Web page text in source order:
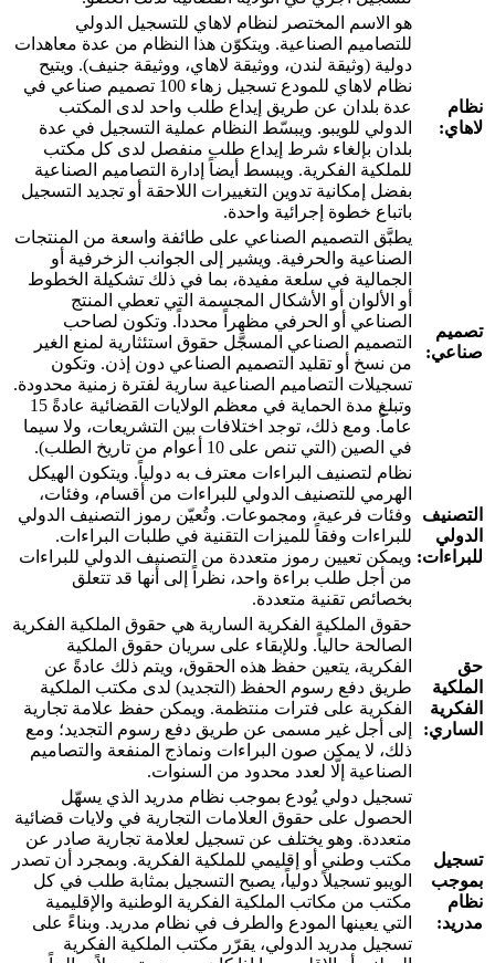
نظام
لاهاي:
هو الاسم المختصر لنظام لاهاي للتسجيل الدولي
للتصاميم الصناعية. ويتكوّن هذا النظام من عدة معاهدات
دولية (وثيقة لندن، ووثيقة لاهاي، ووثيقة جنيف). ويتيح
نظام لاهاي للمودع تسجيل زهاء 100 تصميم صناعي في
عدة بلدان عن طريق إيداع طلب واحد لدى المكتب
الدولي للويبو. ويبسّط النظام عملية التسجيل في عدة
بلدان بإلغاء شرط إيداع طلب منفصل لدى كل مكتب
للملكية الفكرية. ويبسط أيضاً إدارة التصاميم الصناعية
بفضل إمكانية تدوين التغييرات اللاحقة أو تجديد التسجيل
باتباع خطوة إجرائية واحدة.
تصميم
صناعي:
يطبَّق التصميم الصناعي على طائفة واسعة من المنتجات
الصناعية والحرفية. ويشير إلى الجوانب الزخرفية أو
الجمالية في سلعة مفيدة، بما في ذلك تشكيلة الخطوط
أو الألوان أو الأشكال المجسمة التي تعطي المنتج
الصناعي أو الحرفي مظهراً محدداً. وتكون لصاحب
التصميم الصناعي المسجَّل حقوق استئثارية لمنع الغير
من نسخ أو تقليد التصميم الصناعي دون إذن. وتكون
تسجيلات التصاميم الصناعية سارية لفترة زمنية محدودة.
وتبلغ مدة الحماية في معظم الولايات القضائية عادةً 15
عاماً. ومع ذلك، توجد اختلافات بين التشريعات، ولا سيما
في الصين (التي تنص على 10 أعوام من تاريخ الطلب).
التصنيف
الدولي
للبراءات:
نظام لتصنيف البراءات معترف به دولياً. ويتكون الهيكل
الهرمي للتصنيف الدولي للبراءات من أقسام، وفئات،
وفئات فرعية، ومجموعات. وتُعيّن رموز التصنيف الدولي
للبراءات وفقاً للميزات التقنية في طلبات البراءات.
ويمكن تعيين رموز متعددة من التصنيف الدولي للبراءات
من أجل طلب براءة واحد، نظراً إلى أنها قد تتعلق
بخصائص تقنية متعددة.
حق
الملكية
الفكرية
الساري:
حقوق الملكية الفكرية السارية هي حقوق الملكية الفكرية
الصالحة حالياً. وللإبقاء على سريان حقوق الملكية
الفكرية، يتعين حفظ هذه الحقوق، ويتم ذلك عادةً عن
طريق دفع رسوم الحفظ (التجديد) لدى مكتب الملكية
الفكرية على فترات منتظمة. ويمكن حفظ علامة تجارية
إلى أجل غير مسمى عن طريق دفع رسوم التجديد؛ ومع
ذلك، لا يمكن صون البراءات ونماذج المنفعة والتصاميم
الصناعية إلّا لعدد محدود من السنوات.
تسجيل
بموجب
نظام
مدريد:
تسجيل دولي يُودع بموجب نظام مدريد الذي يسهّل
الحصول على حقوق العلامات التجارية في ولايات قضائية
متعددة. وهو يختلف عن تسجيل لعلامة تجارية صادر عن
مكتب وطني أو إقليمي للملكية الفكرية. وبمجرد أن تصدر
الويبو تسجيلاً دولياً، يصبح التسجيل بمثابة طلب في كل
مكتب من مكاتب الملكية الفكرية الوطنية والإقليمية
التي يعينها المودع والطرف في نظام مدريد. وبناءً على
تسجيل مدريد الدولي، يقرّر مكتب الملكية الفكرية